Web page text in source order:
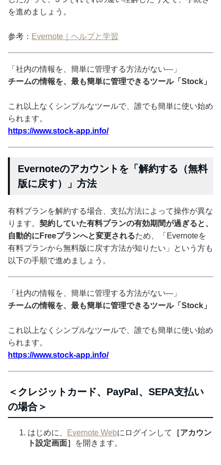
を進めましょう。
参考： Evernote｜ヘルプと学習
「社内の情報を、簡単に管理する方法がない---」
チームの情報を、最も簡単に管理できるツール「Stock」
これ以上なくシンプルなツールで、誰でも簡単に使い始め
られます。
https://www.stock-app.info/
Evernoteのアカウントを「解約する（無料
版に戻す）」方法
有料プランを解約する場合、支払方法によって操作が異な
ります。 契約していた有料プランの有効期間が過ぎると、
自動的にFreeプランへと変更されるため、「Evernoteを
有料プランから無料版に戻す方法が知りたい」という方も
以下の手順で進めましょう。
「社内の情報を、簡単に管理する方法がない---」
チームの情報を、最も簡単に管理できるツール「Stock」
これ以上なくシンプルなツールで、誰でも簡単に使い始め
られます。
https://www.stock-app.info/
＜クレジットカード、PayPal、SEPA支払い
の場合＞
はじめに、 Evernote Webにログインして
［アカウン
ト設定画面］
を開きます。